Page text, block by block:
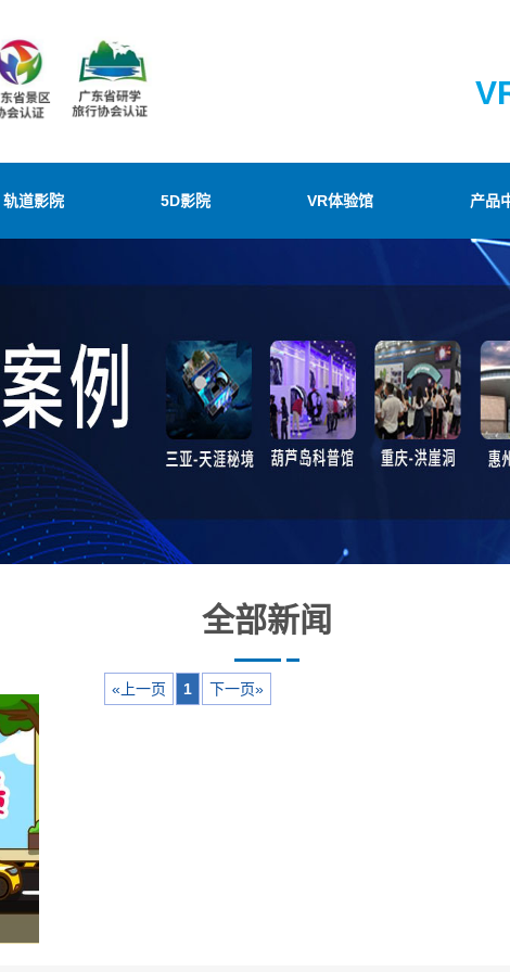
轨道影院 5D影院 VR体验馆 产品
全部新闻
«上一页 1 下一页»